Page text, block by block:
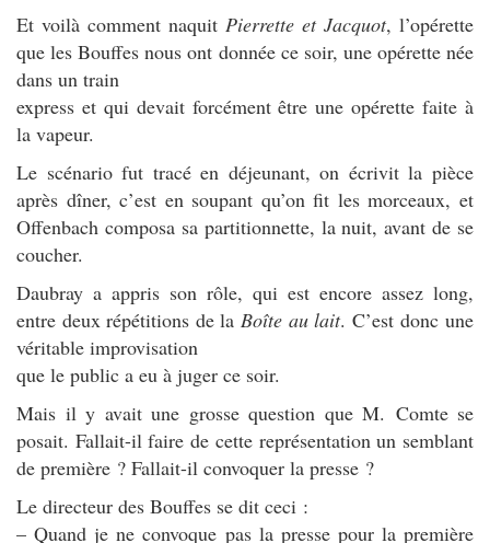
Et voilà comment naquit Pierrette et Jacquot, l’opérette
que les Bouffes nous ont donnée ce soir, une opérette née
dans un train
express et qui devait forcément être une opérette faite à
la vapeur.
Le scénario fut tracé en déjeunant, on écrivit la pièce
après dîner, c’est en soupant qu’on fit les morceaux, et
Offenbach composa sa partitionnette, la nuit, avant de se
coucher.
Daubray a appris son rôle, qui est encore assez long,
entre deux répétitions de la Boîte au lait. C’est donc une
véritable improvisation
que le public a eu à juger ce soir.
Mais il y avait une grosse question que M. Comte se
posait. Fallait-il faire de cette représentation un semblant
de première ? Fallait-il convoquer la presse ?
Le directeur des Bouffes se dit ceci :
– Quand je ne convoque pas la presse pour la première